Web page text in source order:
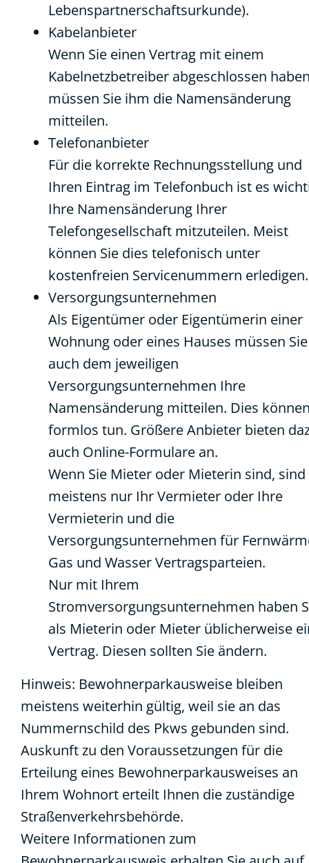
Lebenspartnerschaftsurkunde).
Kabelanbieter
Wenn Sie einen Vertrag mit einem
Kabelnetzbetreiber abgeschlossen
müssen Sie ihm die Namensänderung
mitteilen.
Telefonanbieter
Für die korrekte Rechnungsstellung und
Ihren Eintrag im Telefonbuch ist es
Ihre Namensänderung Ihrer
Telefongesellschaft mitzuteilen. Meist
können Sie dies telefonisch unter
kostenfreien Servicenummern erledigen.
Versorgungsunternehmen
Als Eigentümer oder Eigentümerin einer
Wohnung oder eines Hauses müssen Sie
auch dem jeweiligen
Versorgungsunternehmen Ihre
Namensänderung mitteilen. Dies
formlos tun. Größere Anbieter bieten
auch Online-Formulare an.
Wenn Sie Mieter oder Mieterin sind, sind
meistens nur Ihr Vermieter oder Ihre
Vermieterin und die
Versorgungsunternehmen für
Gas und Wasser Vertragsparteien.
Nur mit Ihrem
Stromversorgungsunternehmen haben
als Mieterin oder Mieter üblicherweise
Vertrag. Diesen sollten Sie ändern.
Hinweis: Bewohnerparkausweise bleiben
meistens weiterhin gültig, weil sie an das
Nummernschild des Pkws gebunden sind.
Auskunft zu den Voraussetzungen für die
Erteilung eines Bewohnerparkausweises an
Ihrem Wohnort erteilt Ihnen die zuständige
Straßenverkehrsbehörde.
Weitere Informationen zum